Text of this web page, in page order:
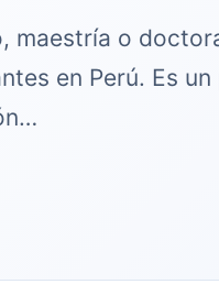
maestría o
en Perú. Es